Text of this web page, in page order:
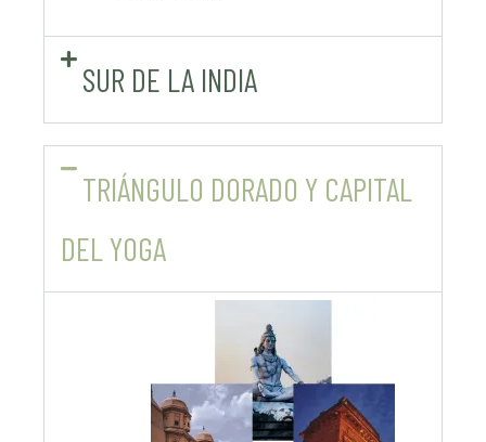
SUR DE LA INDIA
TRIÁNGULO DORADO Y CAPITAL
DEL YOGA